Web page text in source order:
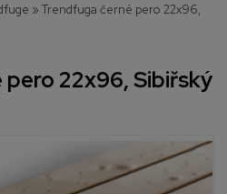
» Trendfuga černé pero 22x96,
22x96, Sibiřský